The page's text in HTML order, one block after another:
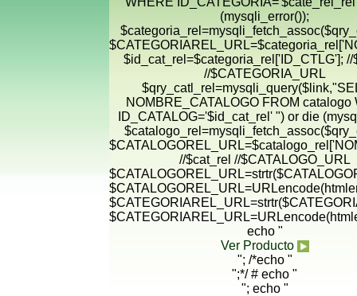
(mysqli_error());
$id_cat_rel=$categoria_rel['ID_CTLG']; //
//$CATEGORIA_URL
NOMBRE_CATALOGO FROM catalogo
ID_CATALOG='$id_cat_rel' ") or die
//$cat_rel //$CATALOGO_URL
echo "
Ver Producto
"; /*echo "
";*/ # echo "
"; echo "